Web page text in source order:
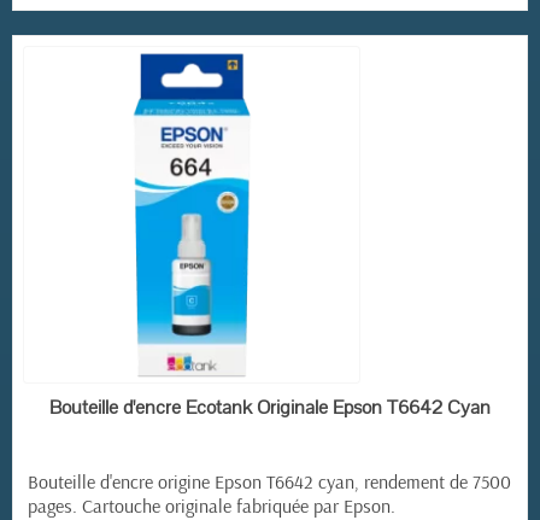
EN STOCK
Bouteille d'encre Ecotank Originale Epson T6642 Cyan
Bouteille d'encre origine Epson T6642 cyan, rendement de 7500
pages. Cartouche originale fabriquée par Epson.